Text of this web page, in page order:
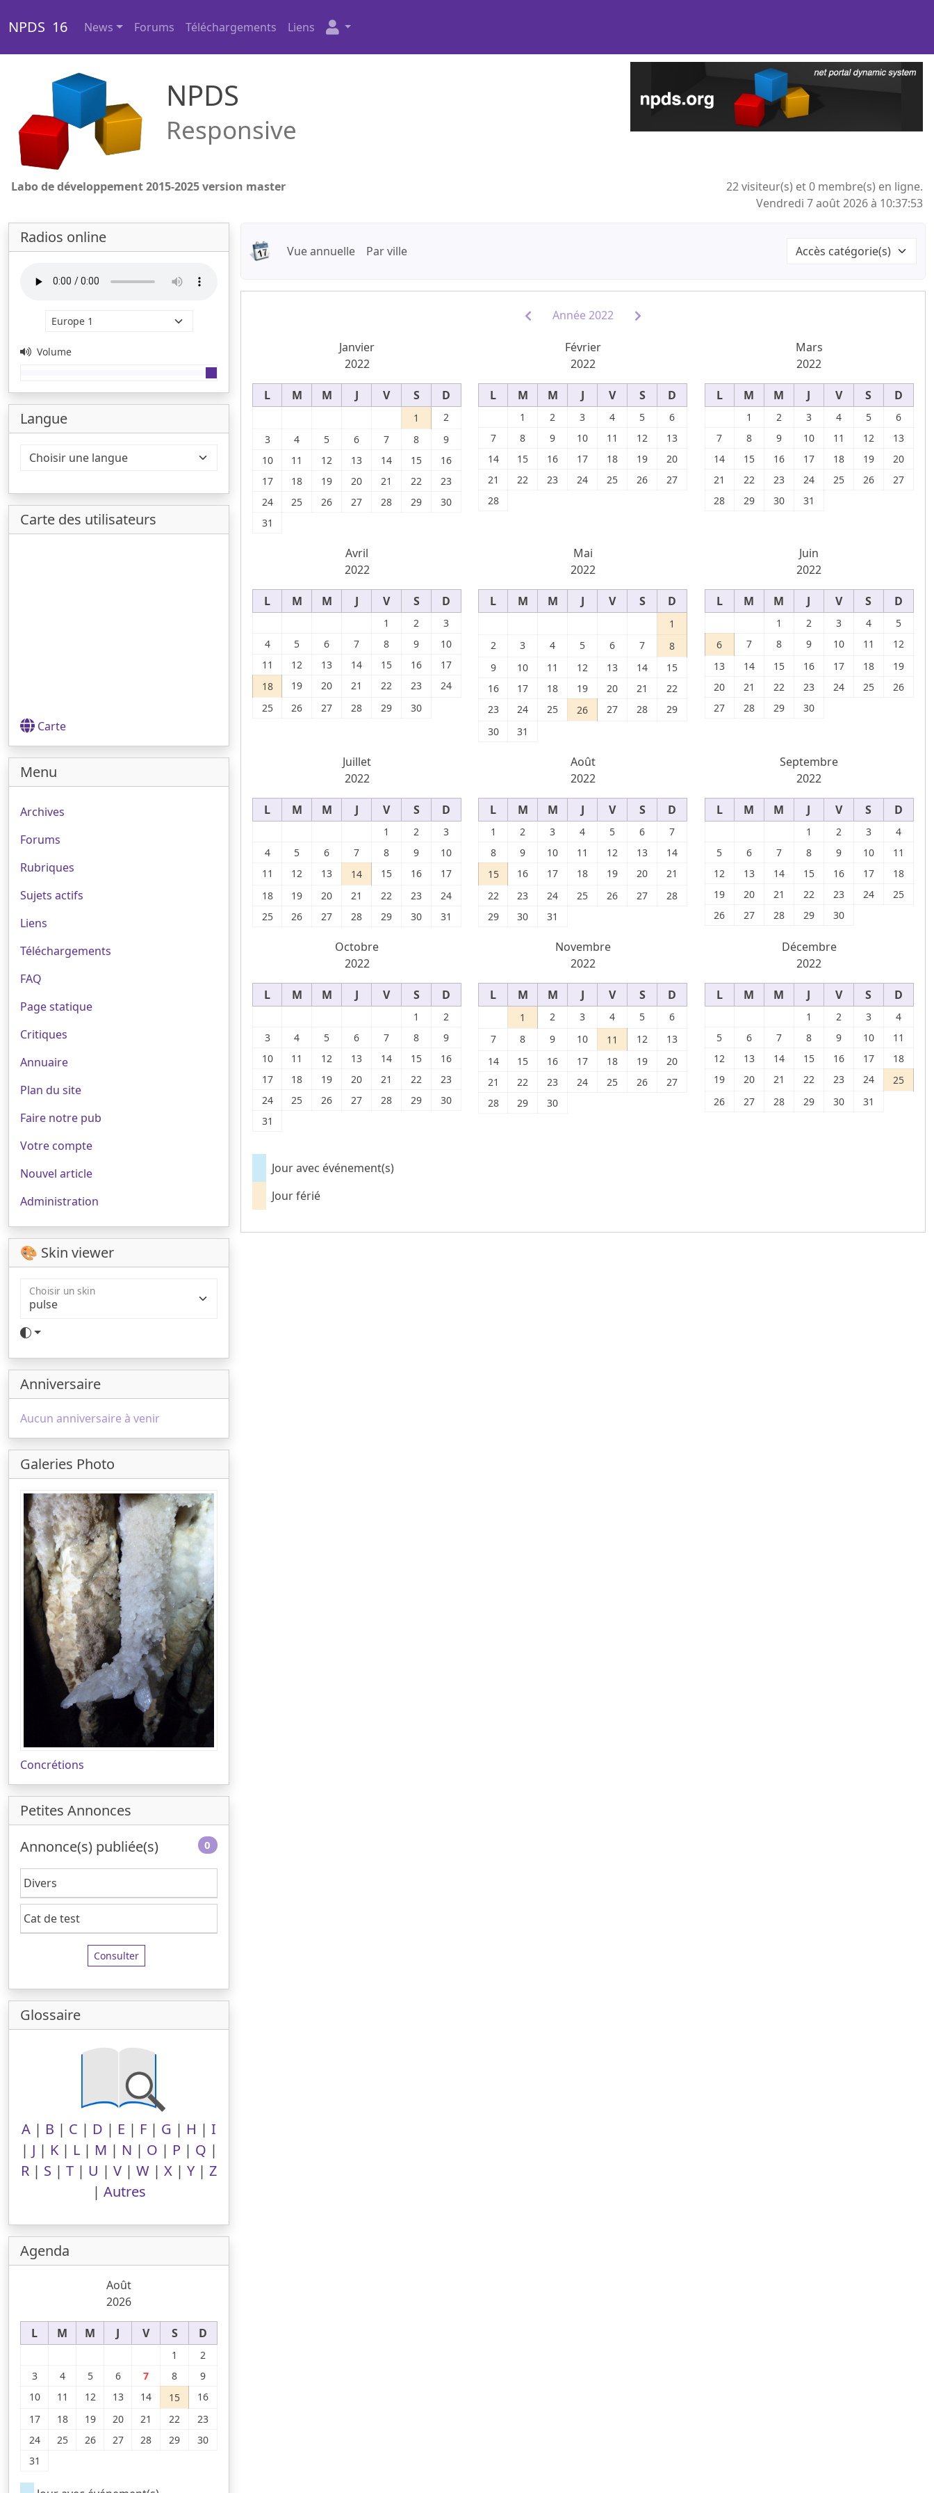
NPDS 16 News Forums Téléchargements Liens
NPDS
Responsive
Labo de développement 2015-2025 version master
22 visiteur(s) et 0 membre(s) en ligne.
Vendredi 7 août 2026 à 10:37:53
Radios online
Volume
Langue
Carte des utilisateurs
Carte
Menu
Archives
Forums
Rubriques
Sujets actifs
Liens
Téléchargements
FAQ
Page statique
Critiques
Annuaire
Plan du site
Faire notre pub
Votre compte
Nouvel article
Administration
🎨 Skin viewer
Choisir un skin
Anniversaire
Aucun anniversaire à venir
Galeries Photo
Concrétions
Petites Annonces
0
Annonce(s) publiée(s)
Divers
Cat de test
Consulter
Glossaire
A | B | C | D | E | F | G | H | I
| J | K| L| M | N | O | P | Q |
R | S | T | U | V | W | X | Y | Z
| Autres
Agenda
Août
2026
L M M J V S D
1
2
3
4 5 6 7 8
9
10
11 12 13 14 15
16
17
18 19 20 21 22
23
24
25 26 27 28 29
30
31
Vue annuelle Par ville
Année 2022
Janvier
2022
L M M J V S D
1
2
3
4 5 6 7 8
9
10
11 12 13 14 15
16
17
18 19 20 21 22
23
24
25 26 27 28 29
30
31
Février
2022
L M M J V S D
1 2 3 4 5
6
7
8 9 10 11 12
13
14
15 16 17 18 19
20
21
22 23 24 25 26
27
28
Mars
2022
L M M J V S D
1 2 3 4 5
6
7
8 9 10 11 12
13
14
15 16 17 18 19
20
21
22 23 24 25 26
27
28
29 30 31
Avril
2022
L M M J V S D
1 2
3
4
5 6 7 8 9
10
11
12 13 14 15 16
17
18
19 20 21 22 23
24
25
26 27 28 29 30
Mai
2022
L M M J V S D
1
2
3 4 5 6 7
8
9
10 11 12 13 14
15
16
17 18 19 20 21
22
23
24 25 26 27 28
29
30
31
Juin
2022
L M M J V S D
1 2 3 4
5
6
7 8 9 10 11
12
13
14 15 16 17 18
19
20
21 22 23 24 25
26
27
28 29 30
Juillet
2022
L M M J V S D
1 2
3
4
5 6 7 8 9
10
11
12 13 14 15 16
17
18
19 20 21 22 23
24
25
26 27 28 29 30 31
Août
2022
L M M J V S D
1 2 3 4 5 6
7
8
9 10 11 12 13
14
15
16 17 18 19 20
21
22
23 24 25 26 27
28
29
30 31
Septembre
2022
L M M J V S D
1 2 3
4
5
6 7 8 9 10
11
12
13 14 15 16 17
18
19
20 21 22 23 24
25
26
27 28 29 30
Octobre
2022
L M M J V S D
1
2
3
4 5 6 7 8
9
10
11 12 13 14 15
16
17
18 19 20 21 22
23
24
25 26 27 28 29
30
31
Novembre
2022
L M M J V S D
1 2 3 4 5
6
7
8 9 10 11 12
13
14
15 16 17 18 19
20
21
22 23 24 25 26
27
28
29 30
Décembre
2022
L M M J V S D
1 2 3
4
5
6 7 8 9 10
11
12
13 14 15 16 17
18
19
20 21 22 23 24
25
26
27 28 29 30 31
Jour avec événement(s)
Jour férié